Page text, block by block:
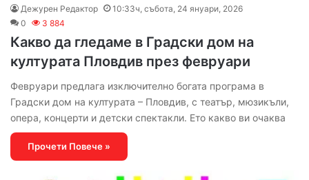
Дежурен Редактор
10:33ч, събота, 24 януари, 2026
0
3 884
Какво да гледаме в Градски дом на
културата Пловдив през февруари
Февруари предлага изключително богата програма в
Градски дом на културата – Пловдив, с театър, мюзикъли,
опера, концерти и детски спектакли. Ето какво ви очаква
Прочети Повече »